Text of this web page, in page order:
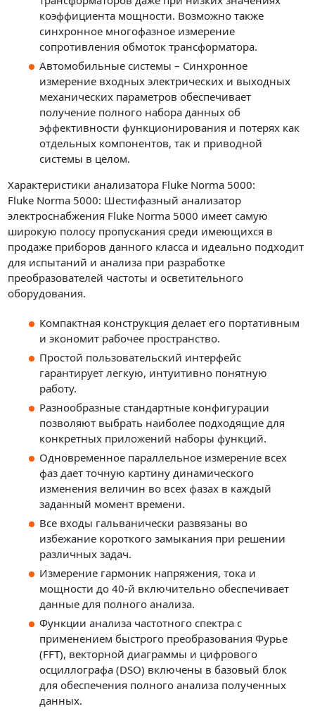
коэффициента мощности. Возможно также
синхронное многофазное измерение
сопротивления обмоток трансформатора.
Автомобильные системы – Синхронное
измерение входных электрических и выходных
механических параметров обеспечивает
получение полного набора данных об
эффективности функционирования и потерях как
отдельных компонентов, так и приводной
системы в целом.
Характеристики анализатора Fluke Norma 5000:
Fluke Norma 5000: Шестифазный анализатор
электроснабжения Fluke Norma 5000 имеет самую
широкую полосу пропускания среди имеющихся в
продаже приборов данного класса и идеально подходит
для испытаний и анализа при разработке
преобразователей частоты и осветительного
оборудования.
Компактная конструкция делает его портативным
и экономит рабочее пространство.
Простой пользовательский интерфейс
гарантирует легкую, интуитивно понятную
работу.
Разнообразные стандартные конфигурации
позволяют выбрать наиболее подходящие для
конкретных приложений наборы функций.
Одновременное параллельное измерение всех
фаз дает точную картину динамического
изменения величин во всех фазах в каждый
заданный момент времени.
Все входы гальванически развязаны во
избежание короткого замыкания при решении
различных задач.
Измерение гармоник напряжения, тока и
мощности до 40-й включительно обеспечивает
данные для полного анализа.
Функции анализа частотного спектра с
применением быстрого преобразования Фурье
(FFT), векторной диаграммы и цифрового
осциллографа (DSO) включены в базовый блок
для обеспечения полного анализа полученных
данных.